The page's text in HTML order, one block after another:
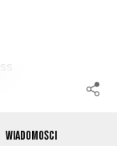
Wiadomości